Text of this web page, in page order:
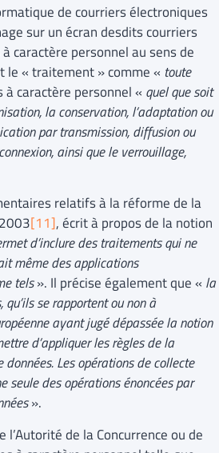
de courriers électroniques
sur un écran desdits courriers
caractère personnel au sens de
le « traitement » comme « toute
caractère personnel « quel que soit
la conservation, l’adaptation ou
par transmission, diffusion ou
ainsi que le verrouillage,
relatifs à la réforme de la
[11], écrit à propos de la notion
d’inclure des traitements qui ne
même des applications
tels». Il précise également que « la
se rapportent ou non à
ayant jugé dépassée la notion
d’appliquer les règles de la
Les opérations de collecte
des opérations énoncées par
».
de la Concurrence ou de